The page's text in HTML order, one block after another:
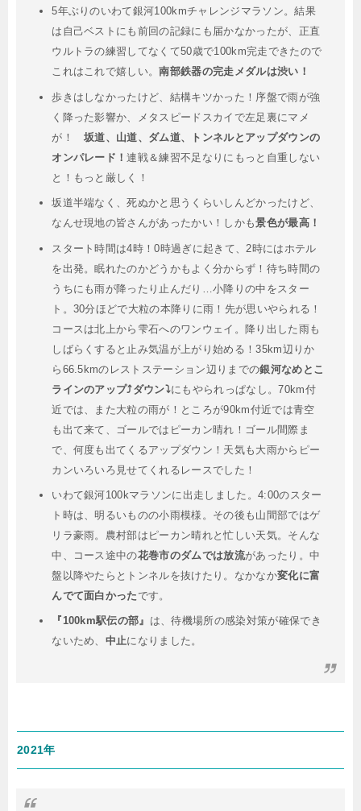
5年ぶりのいわて銀河100kmチャレンジマラソン。結果
は自己ベストにも前回の記録にも届かなかったが、正直
ウルトラの練習してなくて50歳で100km完走できたので
これはこれで嬉しい。南部鉄器の完走メダルは渋い！
歩きはしなかったけど、結構キツかった！序盤で雨が強
く降った影響か、メタスピードスカイで左足裏にマメ
が！坂道、山道、ダム道、トンネルとアップダウンの
オンパレード！連戦＆練習不足なりにもっと自重しない
と！もっと厳しく！
坂道半端なく、死ぬかと思うくらいしんどかったけど、
なんせ現地の皆さんがあったかい！しかも景色が最高！
スタート時間は4時！0時過ぎに起きて、2時にはホテル
を出発。眠れたのかどうかもよく分からず！待ち時間の
うちにも雨が降ったり止んだり…小降りの中をスター
ト。30分ほどで大粒の本降りに雨！先が思いやられる！
コースは北上から雫石へのワンウェイ。降り出した雨も
しばらくすると止み気温が上がり始める！35km辺りか
ら66.5kmのレストステーション辺りまでの銀河なめとこ
ラインのアップ⤴️ダウン⤵️にもやられっぱなし。70km付
近では、また大粒の雨が！ところが90km付近では青空
も出て来て、ゴールではピーカン晴れ！ゴール間際ま
で、何度も出てくるアップダウン！天気も大雨からピー
カンいろいろ見せてくれるレースでした！
いわて銀河100kマラソンに出走しました。4:00のスター
ト時は、明るいものの小雨模様。その後も山間部ではゲ
リラ豪雨。農村部はピーカン晴れと忙しい天気。そんな
中、コース途中の花巻市のダムでは放流があったり。中
盤以降やたらとトンネルを抜けたり。なかなか変化に富
んでて面白かった です。
『100km駅伝の部』 は、待機場所の感染対策が確保でき
ないため、 中止になりました。
2021年